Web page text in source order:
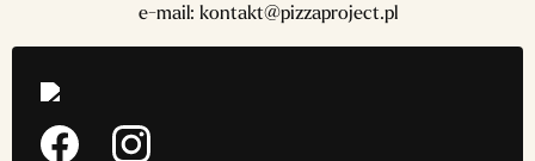
e-mail: kontakt@pizzaproject.pl